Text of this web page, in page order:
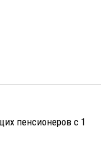
пенсионеров с 1